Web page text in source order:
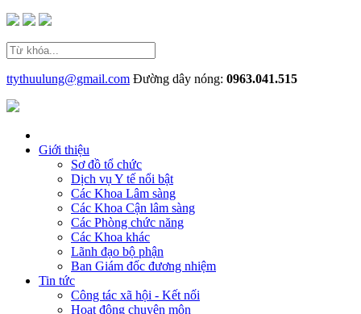
ttythuulung@gmail.com Đường dây nóng: 0963.041.515
Giới thiệu
Sơ đồ tổ chức
Dịch vụ Y tế nổi bật
Các Khoa Lâm sàng
Các Khoa Cận lâm sàng
Các Phòng chức năng
Các Khoa khác
Lãnh đạo bộ phận
Ban Giám đốc đương nhiệm
Tin tức
Công tác xã hội - Kết nối
Hoạt động chuyên môn